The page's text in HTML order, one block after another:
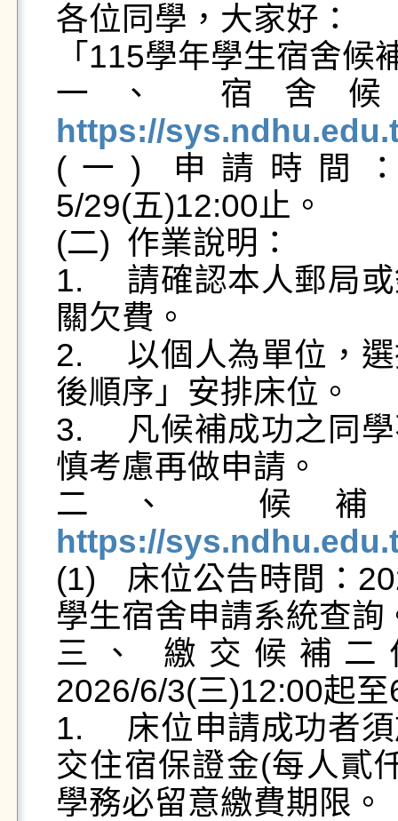
各位同學，大家好：
「115學年學生宿舍
一、
https://
(一)	申請時間：2026/5/27(三)12:30起至
5/29(五)12:00止。
(二)	作業說明：
1.	請確認本人郵局或銀行帳戶資料且已繳清住宿相
關欠費。
2.	以個人為單位，選擇三個志願莊別，依「登記先
後順序」安排床位。
3.	凡候補成功之同學不得提出退宿要求，請同學審
慎考慮再做申請。
二、
https://
(1)	床位公告時間：2026/06/03(三)12:00起，自行至
學生宿舍申請系統查詢
三、	繳交候補二住宿保證金繳交時間：
2026/6/3(三)12:00起
1.	床位申請成功者須於期限內，自行至臺銀系統繳
交住宿保證金(每人貳
學務必留意繳費期限。